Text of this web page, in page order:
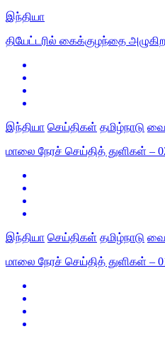
இந்தியா
தியேட்டரில் கைக்குழந்தை
இந்தியா செய்திகள் தமிழ்நாடு
மாலை நேரச் செய்தித் துளிகள் –
இந்தியா செய்திகள் தமிழ்நாடு
மாலை நேரச் செய்தித் துளிகள் –